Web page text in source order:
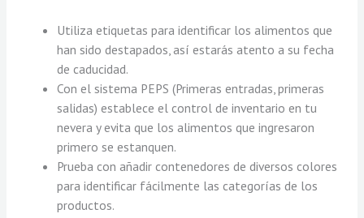
Utiliza etiquetas para identificar los alimentos que
han sido destapados, así estarás atento a su fecha
de caducidad.
Con el sistema PEPS (Primeras entradas, primeras
salidas) establece el control de inventario en tu
nevera y evita que los alimentos que ingresaron
primero se estanquen.
Prueba con añadir contenedores de diversos colores
para identificar fácilmente las categorías de los
productos.